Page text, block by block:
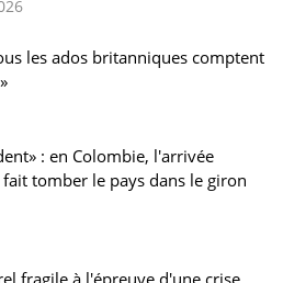
les ados britanniques comptent
: en Colombie, l'arrivée
tomber le pays dans le giron